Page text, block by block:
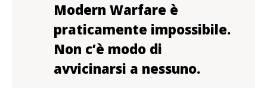
Modern Warfare è
praticamente impossibile.
Non c’è modo di
avvicinarsi a nessuno.